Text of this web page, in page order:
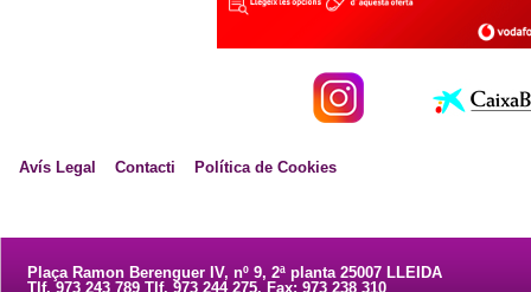
Avís Legal Contacti Política de Cookies
Plaça Ramon Berenguer IV, nº 9, 2ª planta 25007 LLEIDA
Tlf. 973 243 789 Tlf. 973 244 275. Fax: 973 238 310